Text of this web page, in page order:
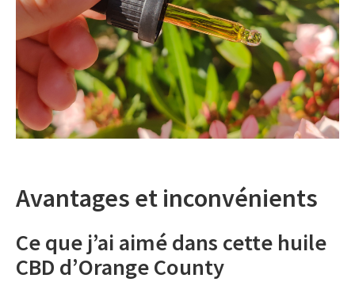
Avantages et inconvénients
Ce que j’ai aimé dans cette huile
CBD d’Orange County